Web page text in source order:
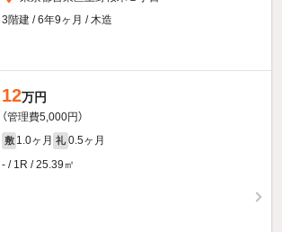
3階建 / 6年9ヶ月 / 木造
12万円
（管理費5,000円）
敷 1.0ヶ月 礼 0.5ヶ月
- / 1R / 25.39㎡